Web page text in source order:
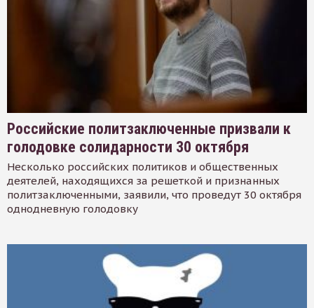
Российские политзаключенные призвали к
голодовке солидарности 30 октября
Несколько российских политиков и общественных
деятелей, находящихся за решеткой и признанных
политзаключенными, заявили, что проведут 30 октября
однодневную голодовку